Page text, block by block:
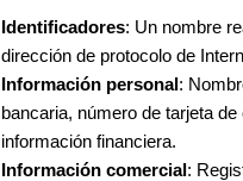
Identificadores: Un nombre
dirección de protocolo de
Información personal :
bancaria, número de tarjeta
información financiera.
Información comercial :